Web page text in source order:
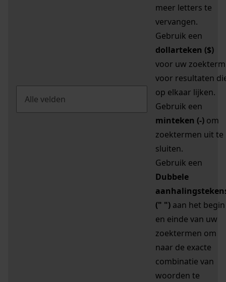
meer letters te
vervangen.
Gebruik een
dollarteken ($)
voor uw zoekterm
voor resultaten
op elkaar lijken.
Gebruik een
minteken (-) om
zoektermen uit te
sluiten.
Gebruik een
Dubbele
(" ") aan het begin
en einde van uw
zoektermen om
naar de exacte
combinatie van
woorden te